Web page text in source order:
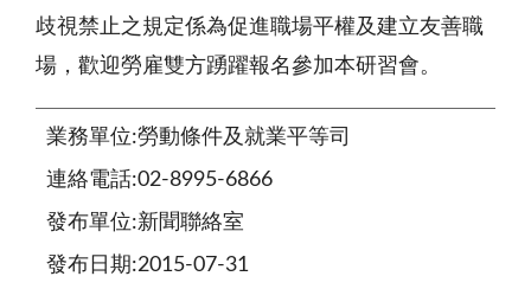
歧視禁止之規定係為促進職場平權及建立友善職
場，歡迎勞雇雙方踴躍報名參加本研習會。
業務單位:勞動條件及就業平等司
連絡電話:02-8995-6866
發布單位:新聞聯絡室
發布日期:2015-07-31